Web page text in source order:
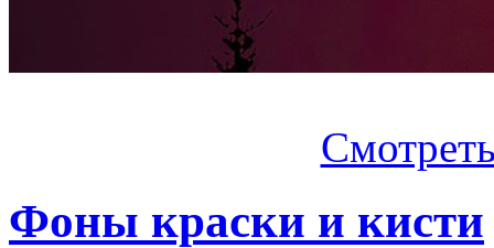
Фоны краски и кисти